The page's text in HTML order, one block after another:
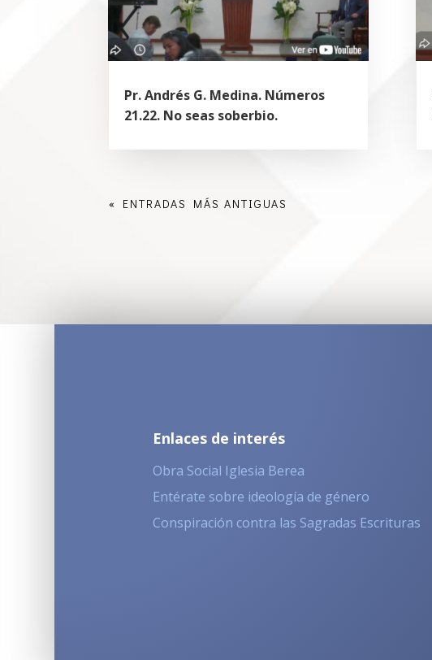
Pr. Andrés G. Medina. Números
21.22. No seas soberbio.
« ENTRADAS MÁS ANTIGUAS
Enlaces de interés
Obra Social Iglesia Berea
Entérate sobre ideología de género
Conspiración contra las Sagradas Escrituras